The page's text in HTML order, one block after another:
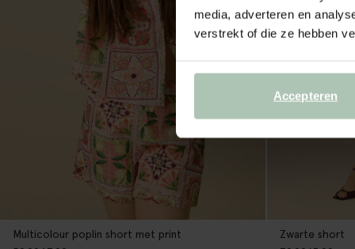
media, adverteren en
verstrekt of die ze hebben
Accepteren
Multicolour poplin short met print
Zwarte short